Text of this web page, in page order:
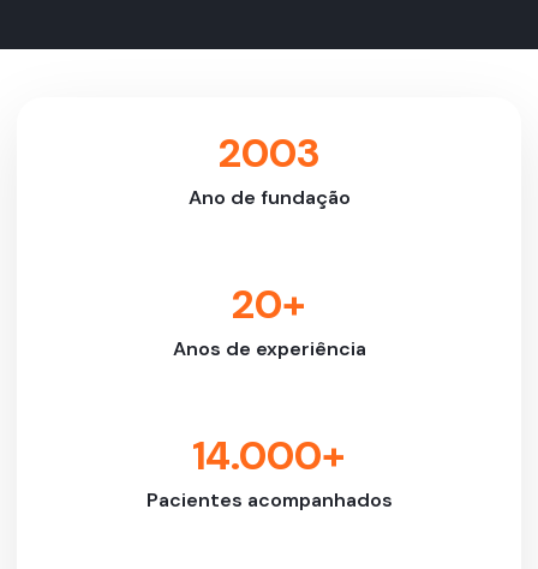
2003
Ano de fundação
20+
Anos de experiência
14.000+
Pacientes acompanhados